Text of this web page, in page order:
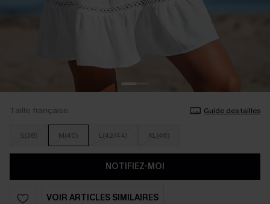
Taille française Guide des tailles
S(38) M(40) L(42/44) XL(46)
NOTIFIEZ-MOI
VOIR ARTICLES SIMILAIRES